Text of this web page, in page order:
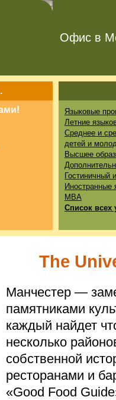
Офис в
Языковые
Летние
Среднее и
детей и
Высшее
Гостиничный
Иностранные
MBA
Список всех
The
Манчестер —
памятниками
каждый найдет
несколько
собственной
ресторанами и
«Good Food